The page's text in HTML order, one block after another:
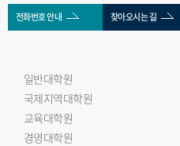
전화번호 안내 찾아오시는 길
일반대학원
국제지역대학원
교육대학원
경영대학원